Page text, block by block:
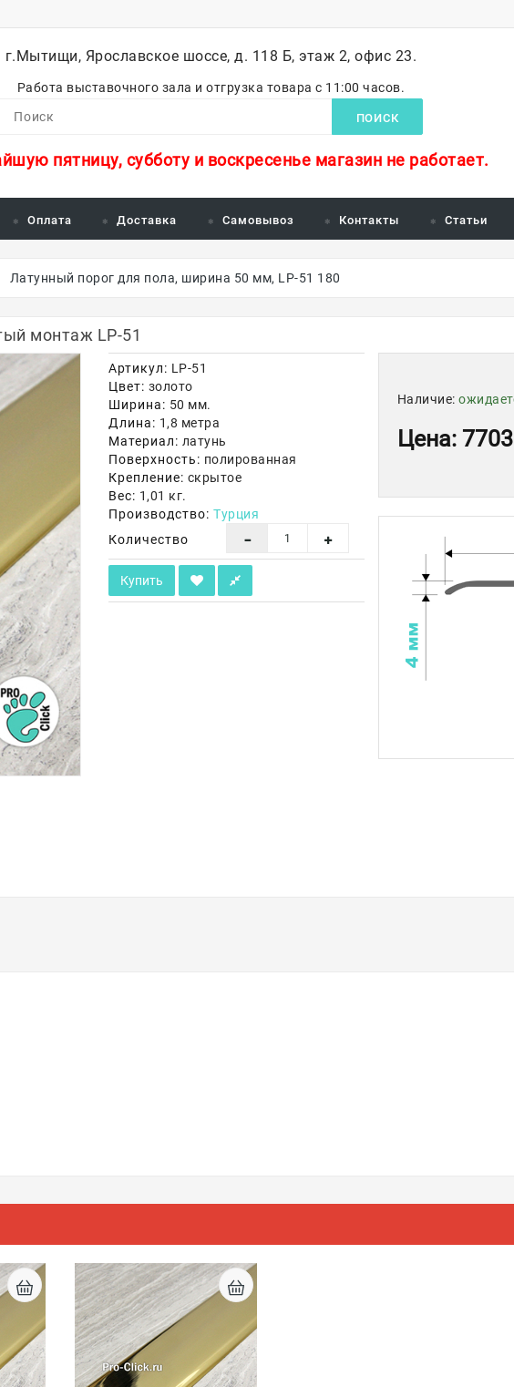
г.Мытищи, Ярославское шоссе, д. 118 Б, этаж 2, офис 23.
Работа выставочного зала и отгрузка товара с 11:00 часов.
ПОИСК
пятницу, субботу и воскресенье магазин не работает.
Оплата Доставка Самовывоз Контакты Статьи
Латунный порог для пола, ширина 50 мм, LP-51 180
монтаж LP-51
Артикул: LP-51
Цвет: золото
Ширина: 50 мм.
Длина: 1,8 метра
Материал: латунь
Поверхность: полированная
Крепление: скрытое
Вес: 1,01 кг.
Производство: Турция
Количество
Купить
Наличие:
Цена: